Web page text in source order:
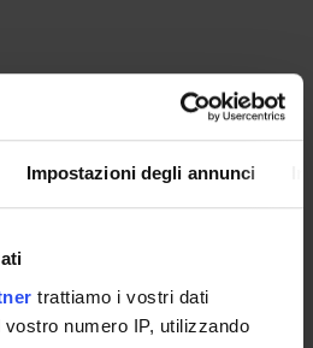
Impostazioni degli annunci
trattiamo i vostri dati
numero IP, utilizzando
la compilazione della
Assegnisti di